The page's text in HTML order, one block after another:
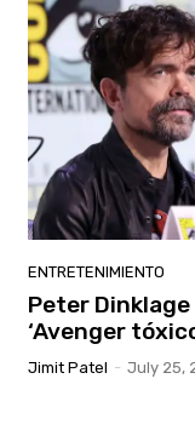
ENTRETENIMIENTO
Peter
‘Avenger
Jimit Patel - July 25,